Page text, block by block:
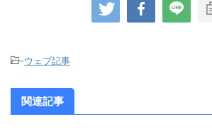
-ウェブ記事
関連記事